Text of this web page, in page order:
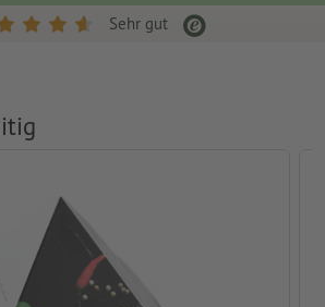
Sehr gut